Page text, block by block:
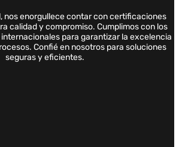
nos enorgullece contar con certificaciones
calidad y compromiso. Cumplimos con los
para garantizar la excelencia
Confié en nosotros para soluciones
seguras y eficientes.